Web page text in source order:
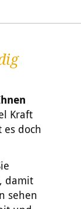
Kraft
doch
damit
sehen